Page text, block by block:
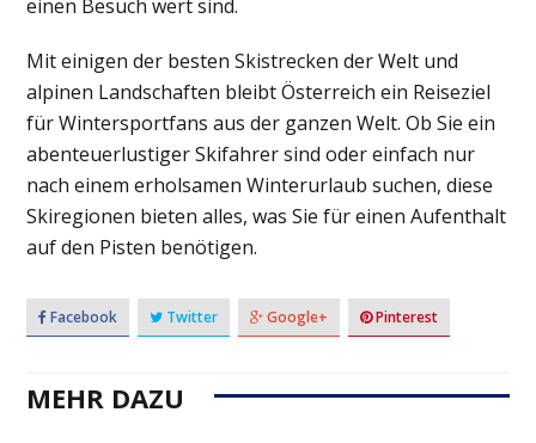
einen Besuch wert sind.
Mit einigen der besten Skistrecken der Welt und
alpinen Landschaften bleibt Österreich ein Reiseziel
für Wintersportfans aus der ganzen Welt. Ob Sie ein
abenteuerlustiger Skifahrer sind oder einfach nur
nach einem erholsamen Winterurlaub suchen, diese
Skiregionen bieten alles, was Sie für einen Aufenthalt
auf den Pisten benötigen.
Facebook Twitter Google+ Pinterest
MEHR DAZU